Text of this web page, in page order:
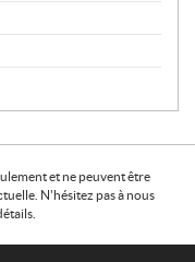
et ne peuvent être
N'hésitez pas à nous